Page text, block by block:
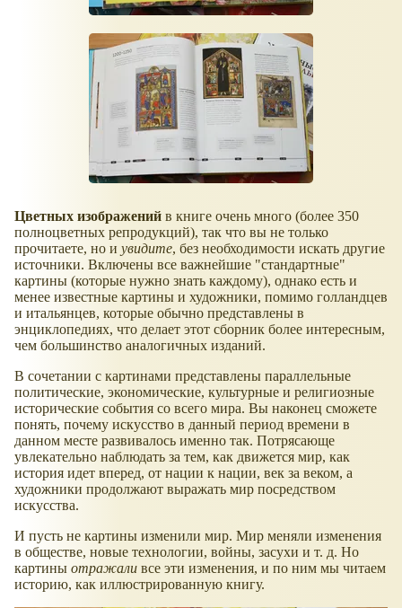
Цветных изображений в книге очень много (более 350
полноцветных репродукций), так что вы не только
прочитаете, но и увидите, без необходимости искать другие
источники. Включены все важнейшие "стандартные"
картины (которые нужно знать каждому), однако есть и
менее известные картины и художники, помимо голландцев
и итальянцев, которые обычно представлены в
энциклопедиях, что делает этот сборник более интересным,
чем большинство аналогичных изданий.
В сочетании с картинами представлены параллельные
политические, экономические, культурные и религиозные
исторические события со всего мира. Вы наконец сможете
понять, почему искусство в данный период времени в
данном месте развивалось именно так. Потрясающе
увлекательно наблюдать за тем, как движется мир, как
история идет вперед, от нации к нации, век за веком, а
художники продолжают выражать мир посредством
искусства.
И пусть не картины изменили мир. Мир меняли изменения
в обществе, новые технологии, войны, засухи и т. д. Но
картины отражали все эти изменения, и по ним мы читаем
историю, как иллюстрированную книгу.